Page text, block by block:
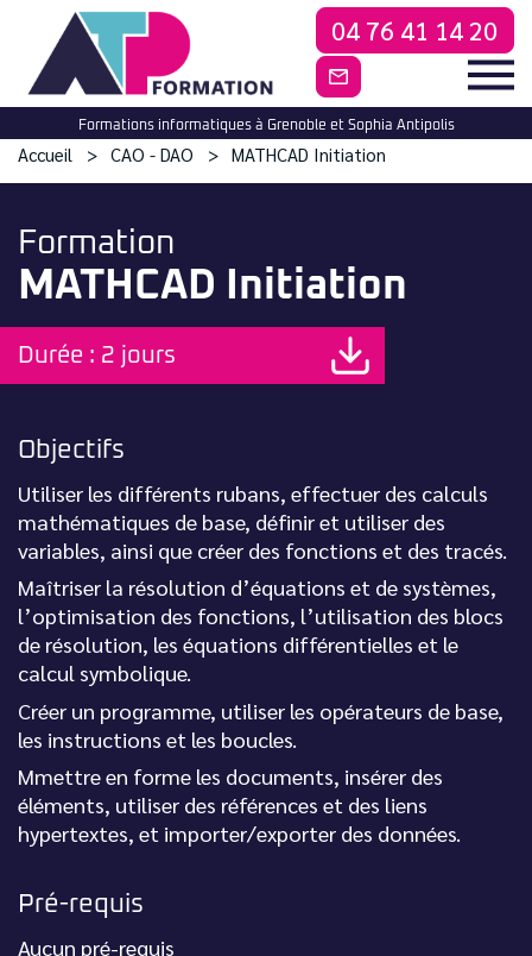
04 76 41 14 20
CONTACTEZ-
Formations informatiques à Grenoble et Sophia Antipolis
Accueil CAO - DAO MATHCAD Initiation
Formation
MATHCAD Initiation
Durée : 2 jours
Objectifs
Utiliser les différents rubans, effectuer des calculs
mathématiques de base, définir et utiliser des
variables, ainsi que créer des fonctions et des tracés.
Maîtriser la résolution d’équations et de systèmes,
l’optimisation des fonctions, l’utilisation des blocs
de résolution, les équations différentielles et le
calcul symbolique.
Créer un programme, utiliser les opérateurs de base,
les instructions et les boucles.
Mmettre en forme les documents, insérer des
éléments, utiliser des références et des liens
hypertextes, et importer/exporter des données.
Pré-requis
Aucun pré-requis